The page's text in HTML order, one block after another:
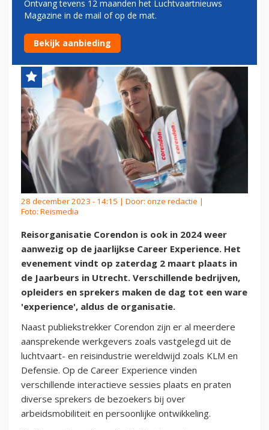
DEELNAME AAN CAREER
EXPERIENCE 2024
28 december 2023 - 14:15 | Door: onze redactie |
Foto: Reismedia
Reisorganisatie Corendon is ook in 2024 weer
aanwezig op de jaarlijkse Career Experience. Het
evenement vindt op zaterdag 2 maart plaats in
de Jaarbeurs in Utrecht. Verschillende bedrijven,
opleiders en sprekers maken de dag tot een ware
'experience', aldus de organisatie.
Naast publiekstrekker Corendon zijn er al meerdere
aansprekende werkgevers zoals vastgelegd uit de
luchtvaart- en reisindustrie wereldwijd zoals KLM en
Defensie. Op de Career Experience vinden
verschillende interactieve sessies plaats en praten
diverse sprekers de bezoekers bij over
arbeidsmobiliteit en persoonlijke ontwikkeling.
Ontvang tevens 12 maanden het Luchtvaartnieuws
Magazine in de mail of op de mat.
Bekijk aanbieding